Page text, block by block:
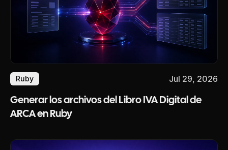
Ruby Jul 29, 2026
Generar los archivos del Libro IVA Digital de
ARCA en Ruby